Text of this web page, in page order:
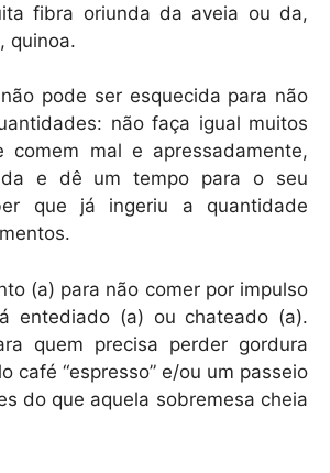
fibra oriunda da aveia ou da,
quinoa.
pode ser esquecida para não
não faça igual muitos
comem mal e apressadamente,
e dê um tempo para o seu
que já ingeriu a quantidade
(a) para não comer por impulso
entediado (a) ou chateado (a).
quem precisa perder gordura
café “espresso” e/ou um passeio
do que aquela sobremesa cheia